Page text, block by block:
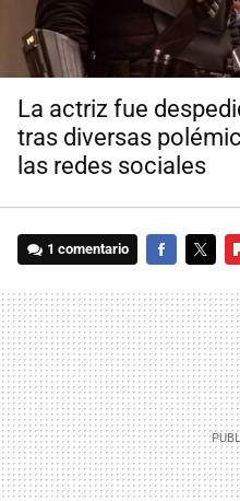
La actriz fue
tras diversas
las redes sociales
1 comentario